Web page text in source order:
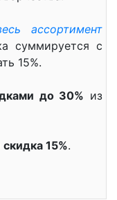
ассортимент
суммируется с
15%.
до 30% из
скидка 15%.